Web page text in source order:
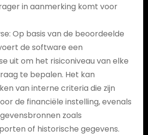
in aanmerking komt voor
Op basis van de beoordeelde
de software een
uit om het risiconiveau van elke
te bepalen. Het kan
van interne criteria die zijn
de financiële instelling, evenals
zoals
of historische gegevens.